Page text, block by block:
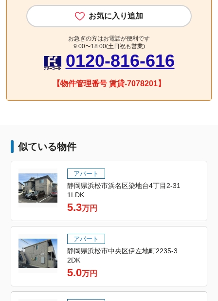
お気に入り追加
お急ぎの方はお電話が便利です
9:00〜18:00(土日祝も営業)
0120-816-616
【物件管理番号 賃貸-7078201】
似ている物件
アパート
静岡県浜松市浜名区染地台4丁目2-31
1LDK
5.3万円
アパート
静岡県浜松市中央区伊左地町2235-3
2DK
5.0万円